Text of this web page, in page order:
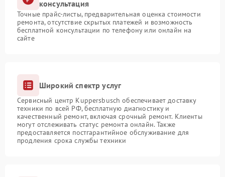
консультация
Точные прайс-листы, предварительная оценка стоимости
ремонта, отсутствие скрытых платежей и возможность
бесплатной консультации по телефону или онлайн на
сайте
Широкий спектр услуг
Сервисный центр Kuppersbusch обеспечивает доставку
техники по всей РФ, бесплатную диагностику и
качественный ремонт, включая срочный ремонт. Клиенты
могут отслеживать статус ремонта онлайн. Также
предоставляется постгарантийное обслуживание для
продления срока службы техники